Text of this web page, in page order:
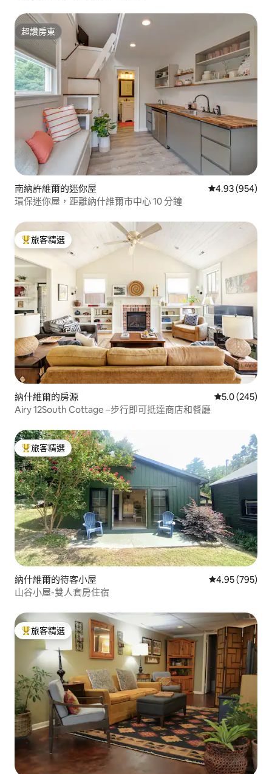
超讚房東
超讚房東
南納許維爾的迷你屋 從 954 則評價
4.93 (954)
環保迷你屋，距離納什維爾市中心 10 分鐘
旅客精選榜首
旅客精選
納什維爾的房源 從 245 則評
5.0 (245)
Airy 12South Cottage –步行即可抵達商店和餐廳
旅客精選榜首
旅客精選
納什維爾的待客小屋 從 795 則評價
4.95 (795)
山谷小屋-雙人套房住宿
旅客精選榜首
旅客精選